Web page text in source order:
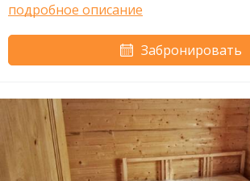
подробное описание
Забронировать